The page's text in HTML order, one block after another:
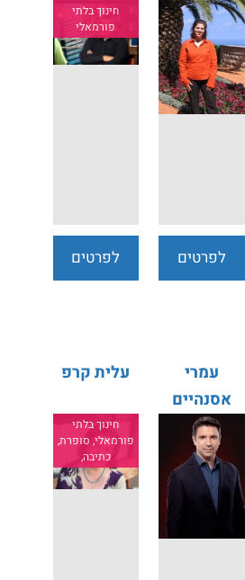
לפרטים
חינוך בלתי
פורמאלי
לפרטים
עמרי
אסנהיים
עלית קרפ
חינוך בלתי
פורמאלי, סופרת,
כתיבה,